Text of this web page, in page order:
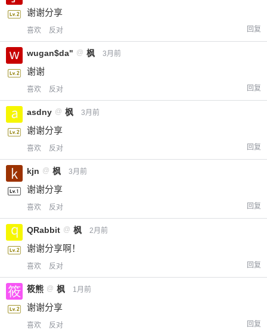
谢谢分享
喜欢 反对 回复
wugan$da" @ 枫 3月前
谢谢
喜欢 反对 回复
asdny @ 枫 3月前
谢谢分享
喜欢 反对 回复
kjn @ 枫 3月前
谢谢分享
喜欢 反对 回复
QRabbit @ 枫 2月前
谢谢分享啊！
喜欢 反对 回复
筱熊 @ 枫 1月前
谢谢分享
喜欢 反对 回复